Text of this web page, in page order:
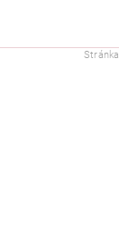
Stránka